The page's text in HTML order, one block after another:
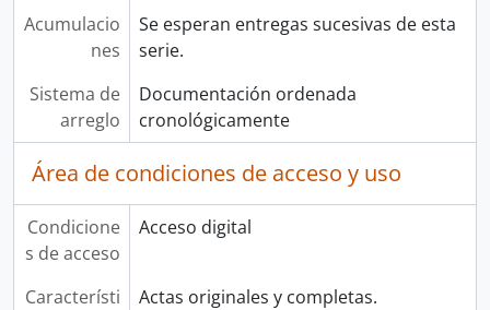
Acumulacio
nes
Se esperan entregas sucesivas de esta
serie.
Sistema de
arreglo
Documentación ordenada
cronológicamente
Área de condiciones de acceso y uso
Condicione
s de acceso
Acceso digital
Característi
Actas originales y completas.